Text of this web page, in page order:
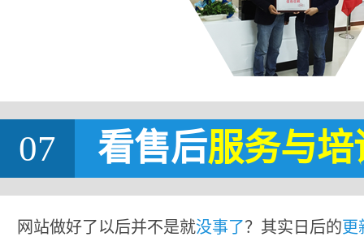
07 看售后服务与培
网站做好了以后并不是就没事了？其实日后的更